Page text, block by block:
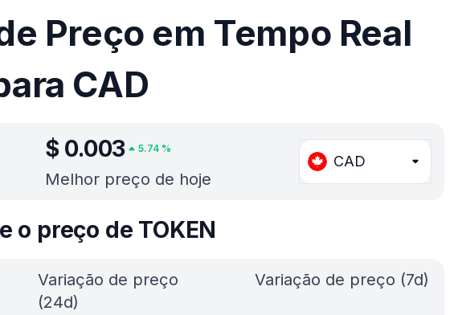
Preço em Tempo Real
CAD
$ 0.003 5.74 %
Melhor preço de hoje
CAD
o preço de TOKEN
Variação de preço
(24d)
Variação de preço (7d)